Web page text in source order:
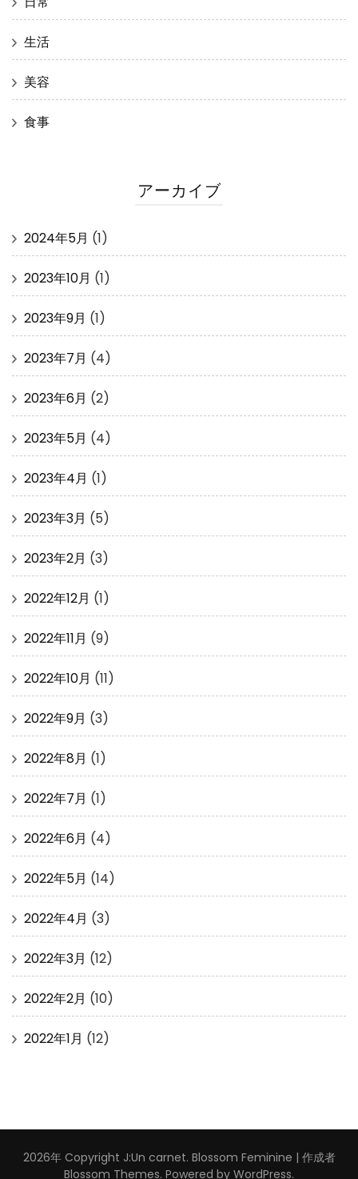
生活
美容
食事
アーカイブ
2024年5月 (1)
2023年10月 (1)
2023年9月 (1)
2023年7月 (4)
2023年6月 (2)
2023年5月 (4)
2023年4月 (1)
2023年3月 (5)
2023年2月 (3)
2022年12月 (1)
2022年11月 (9)
2022年10月 (11)
2022年9月 (3)
2022年8月 (1)
2022年7月 (1)
2022年6月 (4)
2022年5月 (14)
2022年4月 (3)
2022年3月 (12)
2022年2月 (10)
2022年1月 (12)
2026年 Copyright J:Un carnet. Blossom Feminine | 作成者
Blossom Themes. Powered by WordPress.